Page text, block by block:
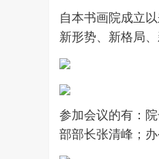
自本书画院成立
新形势、新格局
参加会议的有：
部部长张清峰；